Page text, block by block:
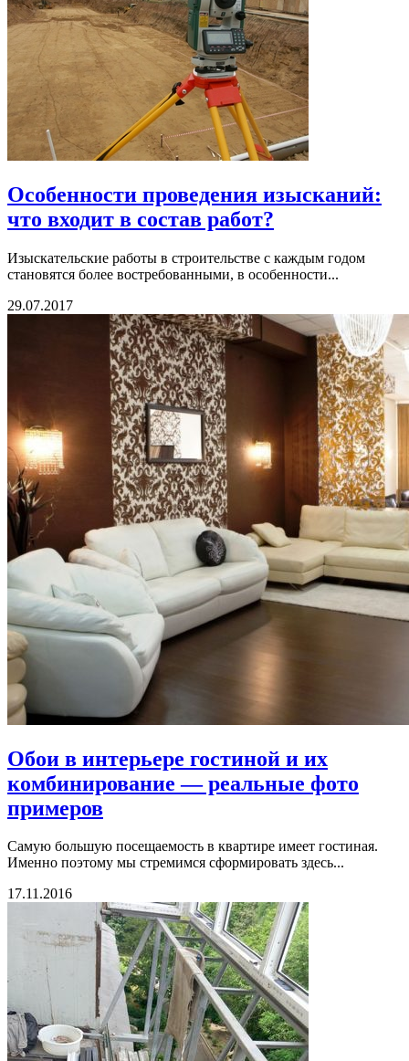
Особенности проведения изысканий:
что входит в состав работ?
Изыскательские работы в строительстве с каждым годом
становятся более востребованными, в особенности...
29.07.2017
Обои в интерьере гостиной и их
комбинирование — реальные фото
примеров
Самую большую посещаемость в квартире имеет гостиная.
Именно поэтому мы стремимся сформировать здесь...
17.11.2016